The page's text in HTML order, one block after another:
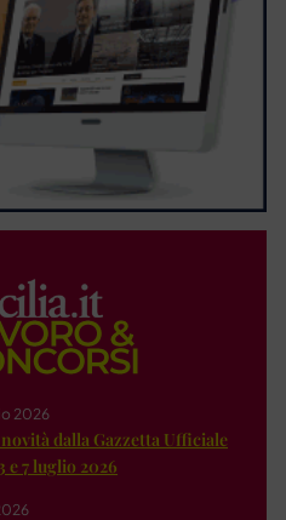
2026
dalla Gazzetta Ufficiale
e 7 luglio 2026